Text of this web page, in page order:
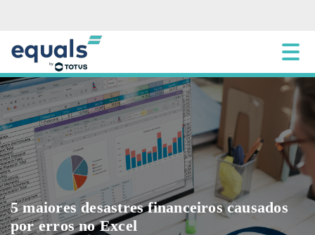
5 maiores desastres financeiros causados
por erros no Excel